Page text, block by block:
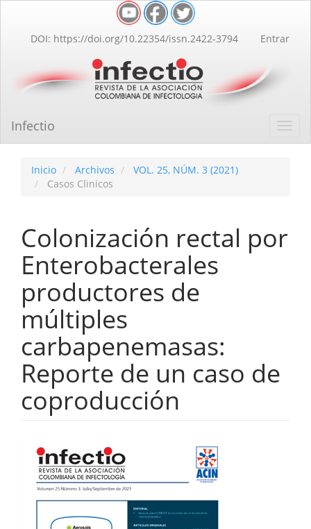
Contenido
principal
lateral
DOI: https://doi.org/10.22354/issn.2422-3794 Entrar
Infectio
Inicio Archivos
VOL. 25, NÚM. 3 (2021)
Casos Clinicos
Colonización rectal por
Enterobacterales
productores de
múltiples
carbapenemasas:
Reporte de un caso de
coproducción
Barra
lateral
del
artículo